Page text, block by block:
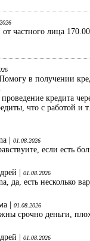
от частного лица
в получении
кредита
что с работой и
|
01.08.2026
если есть
| 01.08.2026
да, есть несколько
| 01.08.2026
срочно деньги,
| 01.08.2026